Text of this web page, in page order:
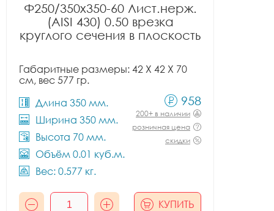
Ф250/350x350-60 Лист.нерж.
(AISI 430) 0.50 врезка
круглого сечения в плоскость
Габаритные размеры: 42 X 42 X 70
см, вес 577 гр.
Длина 350 мм.
Ширина 350 мм.
Высота 70 мм.
Объём 0.01 куб.м.
Вес: 0.577 кг.
958
200+ в наличии
розничная цена
скидки
КУПИТЬ